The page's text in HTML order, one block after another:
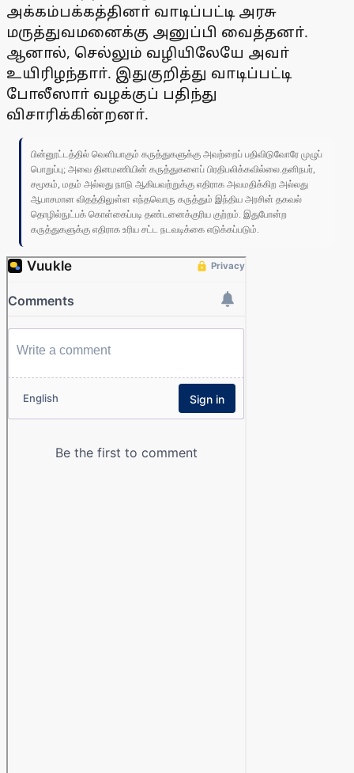
அக்கம்பக்கத்தினா் வாடிப்பட்டி அரசு
மருத்துவமனைக்கு அனுப்பி வைத்தனா்.
ஆனால், செல்லும் வழியிலேயே அவா்
உயிரிழந்தாா். இதுகுறித்து வாடிப்பட்டி
போலீஸாா் வழக்குப் பதிந்து
விசாரிக்கின்றனா்.
பின்னூட்டத்தில் வெளியாகும் கருத்துகளுக்கு அவற்றைப் பதிவிடுவோரே முழுப்
பொறுப்பு; அவை தினமணியின் கருத்துகளைப் பிரதிபலிக்கவில்லை.தனிநபர்,
சமூகம், மதம் அல்லது நாடு ஆகியவற்றுக்கு எதிராக அவமதிக்கிற அல்லது
ஆபாசமான விதத்திலுள்ள எந்தவொரு கருத்தும் இந்திய அரசின் தகவல்
தொழில்நுட்பக் கொள்கைப்படி தண்டனைக்குரிய குற்றம். இதுபோன்ற
கருத்துகளுக்கு எதிராக உரிய சட்ட நடவடிக்கை எடுக்கப்படும்.